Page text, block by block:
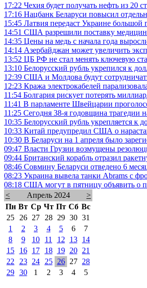
17:22 Чехия будет получать нефть из 20
17:16 Нацбанк Беларуси повысил
15:45 Латвия передаст Украине большой
14:51 США разрешили поставку
14:35 Цены на медь с начала года
14:14 Азербайджан может увеличить
13:52 ЦБ РФ не стал менять ключевую
13:10 Белорусский рубль укрепился к
12:39 США и Молдова будут
12:23 Кража электрокабелей
11:54 Болгария рискует потерять
11:41 В парламенте Швейцарии
11:25 Сегодня 38-я годовщина трагедии
10:35 Белорусский рубль укрепляется к
10:33 Китай предупредил США о
10:30 В Беларуси на 1 апреля было
09:47 Власти Грузии возмущены
09:44 Британский корабль отразил
08:46 Совмину Беларуси отведено 6
08:23 Украина вывела танки Abrams с
08:18 США могут в пятницу объявить о
<
Апрель 2024
>
Пн Вт Ср Чт Пт Сб Вс
25
26 27 28 29 30 31
1
2 3 4 5 6
7
8
9 10 11 12 13
14
15
16 17 18 19 20
21
22
23 24 25 26 27
28
29 30 1 2 3 4 5